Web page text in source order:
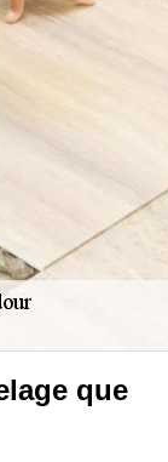
que